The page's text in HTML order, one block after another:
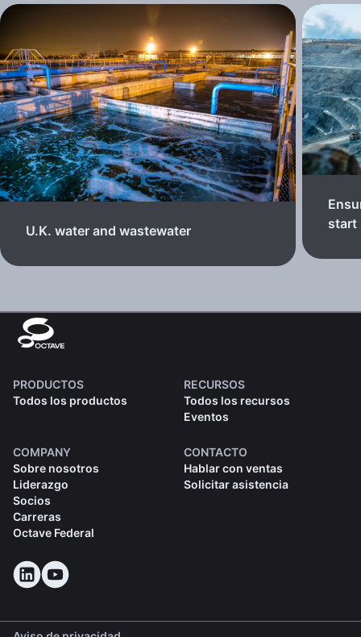
U.K. water and wastewater
start
PRODUCTOS
Todos los productos
RECURSOS
Todos los recursos
Eventos
COMPANY
Sobre nosotros
Liderazgo
Socios
Carreras
Octave Federal
CONTACTO
Hablar con ventas
Solicitar asistencia